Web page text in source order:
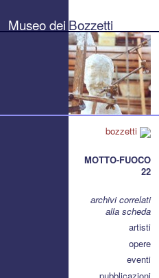
Bozzetti
"Pierluigi
Museo dei Bozzetti
bozzetti
MOTTO-FUOCO
22
archivi correlati
alla scheda
artisti
opere
eventi
pubblicazioni